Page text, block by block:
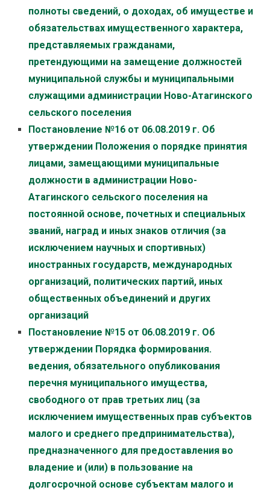
полноты сведений, о доходах, об имуществе и
обязательствах имущественного характера,
представляемых гражданами,
претендующими на замещение должностей
муниципальной службы и муниципальными
служащими администрации Ново-Атагинского
сельского поселения
Постановление №16 от 06.08.2019 г. Об
утверждении Положения о порядке принятия
лицами, замещающими муниципальные
должности в администрации Ново-
Атагинского сельского поселения на
постоянной основе, почетных и специальных
званий, наград и иных знаков отличия (за
исключением научных и спортивных)
иностранных государств, международных
организаций, политических партий, иных
общественных объединений и других
организаций
Постановление №15 от 06.08.2019 г. Об
утверждении Порядка формирования.
ведения, обязательного опубликования
перечня муниципального имущества,
свободного от прав третьих лиц (за
исключением имущественных прав субъектов
малого и среднего предпринимательства),
предназначенного для предоставления во
владение и (или) в пользование на
долгосрочной основе субъектам малого и